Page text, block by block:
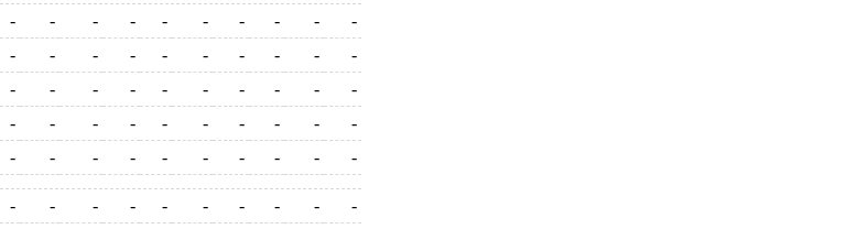
- - - - - - - - -
-
- - - - - - - - -
-
- - - - - - - - -
-
- - - - - - - - -
-
- - - - - - - - - -
- - - - - - - - -
-